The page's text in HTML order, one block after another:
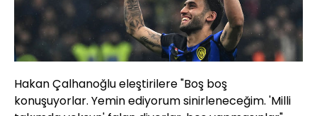
Hakan Çalhanoğlu eleştirilere "Boş boş
konuşuyorlar. Yemin ediyorum sinirleneceğim. 'Milli